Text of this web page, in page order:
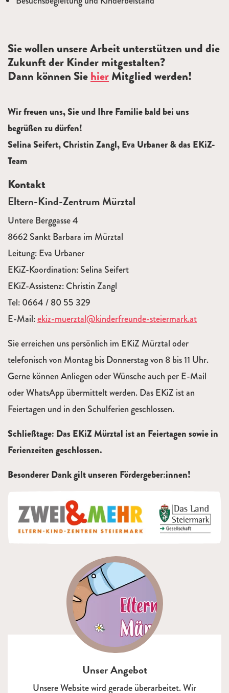
Sie wollen unsere Arbeit unterstützen und die
Zukunft der Kinder mitgestalten?
Dann können SiehierMitglied werden!
Wir freuen uns, Sie und Ihre Familie bald bei uns
begrüßen zu dürfen!
Selina Seifert, Christin Zangl, Eva Urbaner & das EKiZ-
Team
Kontakt
Eltern-Kind-Zentrum Mürztal
Untere Berggasse 4
8662 Sankt Barbara im Mürztal
Leitung: Eva Urbaner
EKiZ-Koordination: Selina Seifert
EKiZ-Assistenz: Christin Zangl
Tel: 0664 / 80 55 329
E-Mail:ekiz-muerztal@kinderfreunde-steiermark.at
Sie erreichen uns persönlich im EKiZ Mürztal oder
telefonisch von Montag bis Donnerstag von 8 bis 11 Uhr.
Gerne können Anliegen oder Wünsche auch per E-Mail
oder WhatsApp übermittelt werden. Das EKiZ ist an
Feiertagen und in den Schulferien geschlossen.
Schließtage: Das EKiZ Mürztal ist an Feiertagen sowie in
Ferienzeiten geschlossen.
Besonderer Dank gilt unseren Fördergeber:innen!
Unser Angebot
Unsere Website wird gerade überarbeitet. Wir